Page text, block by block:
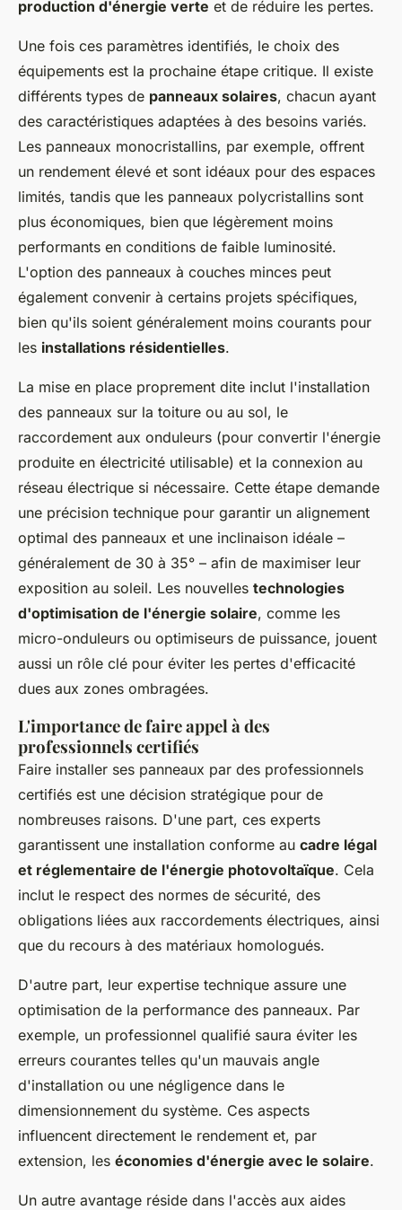
production d'énergie verte et de réduire les pertes.
Une fois ces paramètres identifiés, le choix des
équipements est la prochaine étape critique. Il existe
différents types de panneaux solaires, chacun ayant
des caractéristiques adaptées à des besoins variés.
Les panneaux monocristallins, par exemple, offrent
un rendement élevé et sont idéaux pour des espaces
limités, tandis que les panneaux polycristallins sont
plus économiques, bien que légèrement moins
performants en conditions de faible luminosité.
L'option des panneaux à couches minces peut
également convenir à certains projets spécifiques,
bien qu'ils soient généralement moins courants pour
les installations résidentielles.
La mise en place proprement dite inclut l'installation
des panneaux sur la toiture ou au sol, le
raccordement aux onduleurs (pour convertir l'énergie
produite en électricité utilisable) et la connexion au
réseau électrique si nécessaire. Cette étape demande
une précision technique pour garantir un alignement
optimal des panneaux et une inclinaison idéale –
généralement de 30 à 35° – afin de maximiser leur
exposition au soleil. Les nouvelles technologies
d'optimisation de l'énergie solaire, comme les
micro-onduleurs ou optimiseurs de puissance, jouent
aussi un rôle clé pour éviter les pertes d'efficacité
dues aux zones ombragées.
L'importance de faire appel à des
professionnels certifiés
Faire installer ses panneaux par des professionnels
certifiés est une décision stratégique pour de
nombreuses raisons. D'une part, ces experts
garantissent une installation conforme au cadre légal
et réglementaire de l'énergie photovoltaïque. Cela
inclut le respect des normes de sécurité, des
obligations liées aux raccordements électriques, ainsi
que du recours à des matériaux homologués.
D'autre part, leur expertise technique assure une
optimisation de la performance des panneaux. Par
exemple, un professionnel qualifié saura éviter les
erreurs courantes telles qu'un mauvais angle
d'installation ou une négligence dans le
dimensionnement du système. Ces aspects
influencent directement le rendement et, par
extension, les économies d'énergie avec le solaire.
Un autre avantage réside dans l'accès aux aides